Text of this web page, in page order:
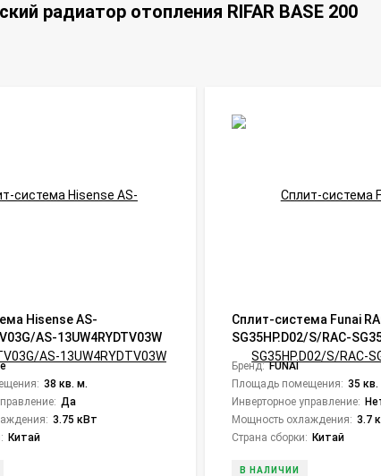
радиатор отопления RIFAR BASE 200
Hisense AS-
AS-13UW4RYDTV03W
Inverter Wi-Fi
38 кв. м.
Да
3.75 кВт
Китай
Сплит-система Funai
SG35HP.D02/S/RAC-
Shogun
Бренд: FUNAI
Площадь помещения: 35 кв.
Инверторное управление:
Мощность охлаждения: 3.7
Страна сборки: Китай
В НАЛИЧИИ